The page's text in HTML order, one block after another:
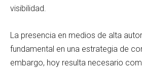
visibilidad.
La presencia en medios de alta
fundamental en una estrategia de
embargo, hoy resulta necesario